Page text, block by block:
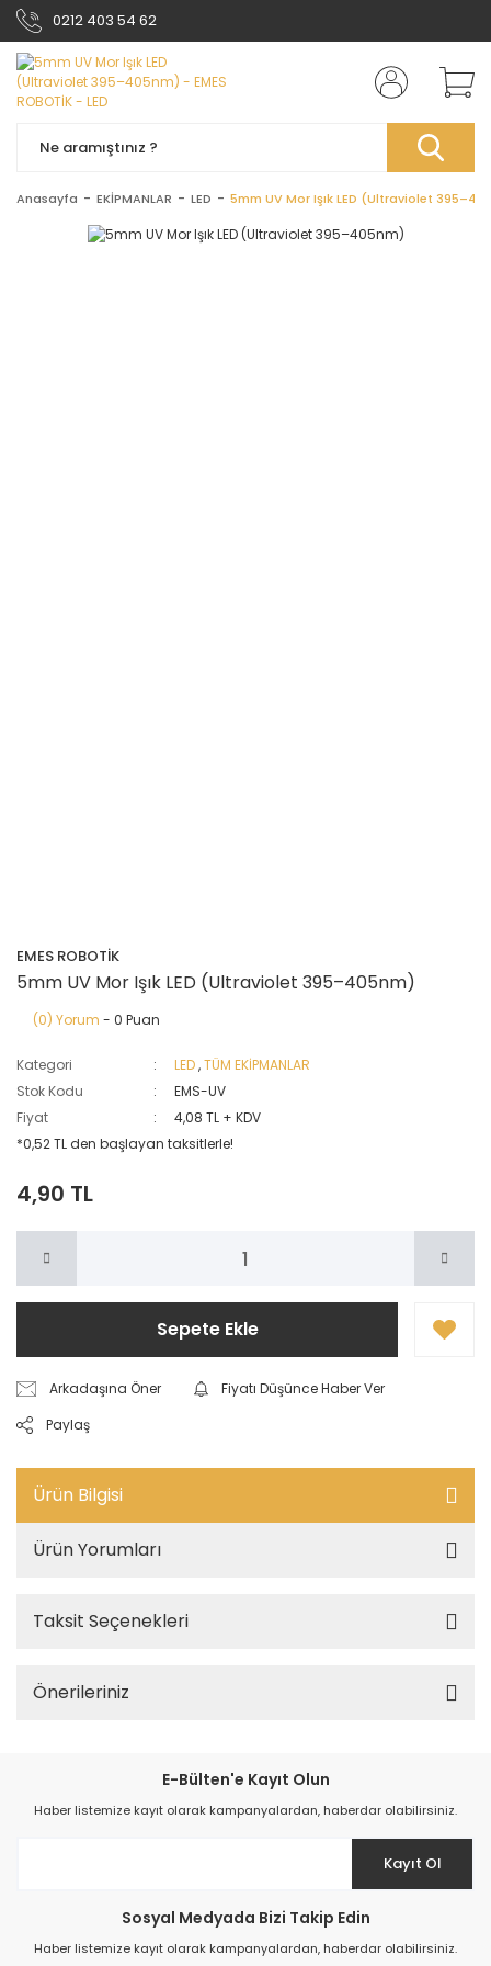
0212 403 54 62
Anasayfa EKİPMANLAR LED 5mm UV Mor Işık LED (Ultraviolet
EMES ROBOTİK
5mm UV Mor Işık LED (Ultraviolet 395–405nm)
(0) Yorum - 0 Puan
Kategori LED,TÜM EKİPMANLAR
Stok Kodu
EMS-UV
Fiyat
4,08 TL + KDV
*0,52 TL den başlayan taksitlerle!
4,90 TL
Sepete Ekle
Arkadaşına Öner
Fiyatı Düşünce Haber Ver
Paylaş
Ürün Bilgisi
Ürün Yorumları
Taksit Seçenekleri
Önerileriniz
E-Bülten'e Kayıt Olun
Haber listemize kayıt olarak kampanyalardan, haberdar olabilirsiniz.
Kayıt Ol
Sosyal Medyada Bizi Takip Edin
Haber listemize kayıt olarak kampanyalardan, haberdar olabilirsiniz.